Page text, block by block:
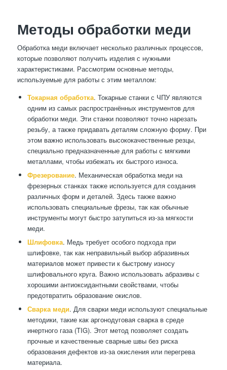
Методы обработки меди
Обработка меди включает несколько различных процессов,
которые позволяют получить изделия с нужными
характеристиками. Рассмотрим основные методы,
используемые для работы с этим металлом:
Токарная обработка. Токарные станки с ЧПУ являются
одним из самых распространённых инструментов для
обработки меди. Эти станки позволяют точно нарезать
резьбу, а также придавать деталям сложную форму. При
этом важно использовать высококачественные резцы,
специально предназначенные для работы с мягкими
металлами, чтобы избежать их быстрого износа.
Фрезерование. Механическая обработка меди на
фрезерных станках также используется для создания
различных форм и деталей. Здесь также важно
использовать специальные фрезы, так как обычные
инструменты могут быстро затупиться из-за мягкости
меди.
Шлифовка. Медь требует особого подхода при
шлифовке, так как неправильный выбор абразивных
материалов может привести к быстрому износу
шлифовального круга. Важно использовать абразивы с
хорошими антиоксидантными свойствами, чтобы
предотвратить образование окислов.
Сварка меди. Для сварки меди используют специальные
методики, такие как аргонодуговая сварка в среде
инертного газа (TIG). Этот метод позволяет создать
прочные и качественные сварные швы без риска
образования дефектов из-за окисления или перегрева
материала.